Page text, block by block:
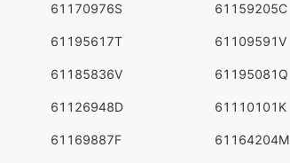
61170976S 61159205C
61195617T 61109591V
61185836V 61195081Q
61126948D 61110101K
61169887F 61164204M